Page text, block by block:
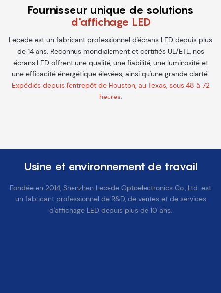
Fournisseur unique de solutions
d'affichage LED
Lecede est un fabricant professionnel d'écrans LED depuis plus
de 14 ans. Reconnus mondialement et certifiés UL/ETL, nos
écrans LED offrent une qualité, une fiabilité, une luminosité et
une efficacité énergétique élevées, ainsi qu'une grande clarté.
Expédiés depuis l'entrepôt de Houston, au Texas, sous 48 à 72
heures.
Usine et environnement de travail
Fondée en 2014, Shenzhen Lecede Optoelectronics Co., Ltd. est
un fabricant professionnel de R&D, de ventes et de services
d'affichage LED depuis plus de 10 ans.